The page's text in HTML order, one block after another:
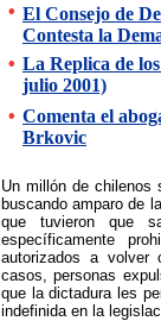
• El Consejo de
Contesta la
• La Replica de
julio 2001)
• Comenta el
Brkovic
Un millón de chilenos
buscando amparo de
que tuvieron que
específicamente
autorizados a volver
casos, personas
que la dictadura les
indefinida en la